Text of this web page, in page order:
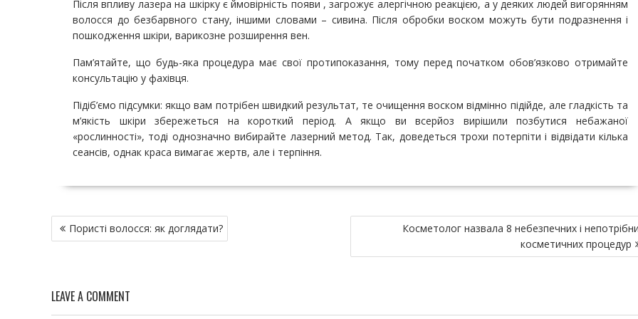
Після впливу лазера на шкірку є ймовірність появи , загрожує алергічною реакцією, а у деяких людей вигорянням
волосся до безбарвного стану, іншими словами – сивина. Після обробки воском можуть бути подразнення і
пошкодження шкіри, варикозне розширення вен.
Пам’ятайте, що будь-яка процедура має свої протипоказання, тому перед початком обов’язково отримайте
консультацію у фахівця.
Підіб’ємо підсумки: якщо вам потрібен швидкий результат, те очищення воском відмінно підійде, але гладкість та
м’якість шкіри збережеться на короткий період. А якщо ви всерйоз вирішили позбутися небажаної
«рослинності», тоді однозначно вибирайте лазерний метод. Так, доведеться трохи потерпіти і відвідати кілька
сеансів, однак краса вимагає жертв, але і терпіння.
Н
а
г
Пористі волосся: як доглядати?
Косметолог назвала 8 небезпечних і
косметичних процедур
LEAVE A COMMENT